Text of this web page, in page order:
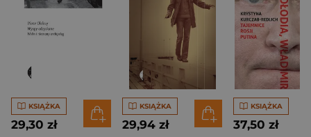
KSIĄŻKA
29,30 zł
KSIĄŻKA
29,94 zł
KSIĄŻKA
37,50 zł